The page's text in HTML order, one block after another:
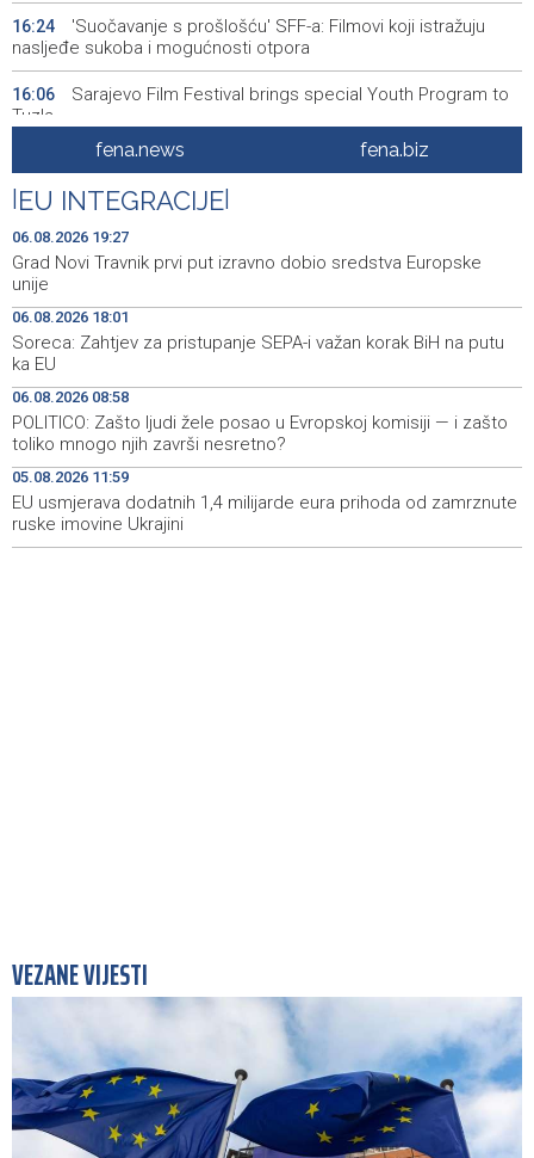
16:24
'Suočavanje s prošlošću' SFF-a: Filmovi koji istražuju
nasljeđe sukoba i mogućnosti otpora
16:06
Sarajevo Film Festival brings special Youth Program to
Tuzla
Posuški turnir 'Kamen, krš i maslina' potvrdio svoj ugled,
Kukoč ponovno na Topali
15:40 Priopćenje za javnost HDZ 1990
14:53
Pentagon pozvao američke odbrambene firme da
ubrzaju proizvodnju oružja usred iscrpljenih zaliha
14:39
Svečano otvoren 26. Cazin Grand Prix, staza 'Krajiška
zmija' ponovo okupila ljubitelje motosporta
13:20
Mostar Jazz Fest 2026. od 23. do 25. kolovoza donosi
tri večeri vrhunske glazbe
12:21 Izraelske snage izvode nova rušenja u južnom Libanu
fena.news fena.biz
EU INTEGRACIJE
06.08.2026 19:27
Grad Novi Travnik prvi put izravno dobio sredstva Europske
unije
06.08.2026 18:01
Soreca: Zahtjev za pristupanje SEPA-i važan korak BiH na putu
ka EU
06.08.2026 08:58
POLITICO: Zašto ljudi žele posao u Evropskoj komisiji — i zašto
toliko mnogo njih završi nesretno?
05.08.2026 11:59
EU usmjerava dodatnih 1,4 milijarde eura prihoda od zamrznute
ruske imovine Ukrajini
VEZANE VIJESTI